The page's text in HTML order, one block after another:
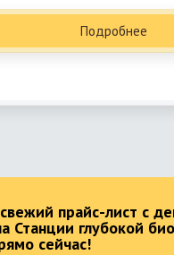
Подробнее
прайс-лист с
Станции глубокой
сейчас!